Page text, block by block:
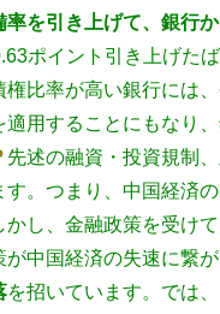
を引き上げて、銀行
ポイント引き上げた
比率が高い銀行には
用することにもなり
先述の融資・投資規制
。 つまり、中国経済
し、金融政策を受け
中国経済の失速に繋
を招いています。では